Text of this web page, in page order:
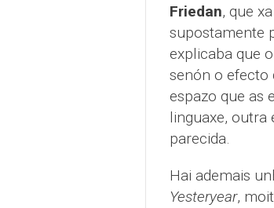
Friedan, que
supostamente
explicaba que
senón o efecto
espazo que as
linguaxe, outra
parecida.
Hai ademais
Yesteryear,